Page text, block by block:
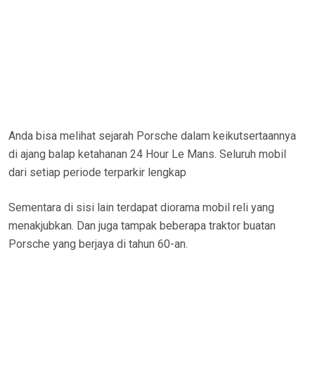
Anda bisa melihat sejarah Porsche dalam keikutsertaannya
di ajang balap ketahanan 24 Hour Le Mans. Seluruh mobil
dari setiap periode terparkir lengkap
Sementara di sisi lain terdapat diorama mobil reli yang
menakjubkan. Dan juga tampak beberapa traktor buatan
Porsche yang berjaya di tahun 60-an.